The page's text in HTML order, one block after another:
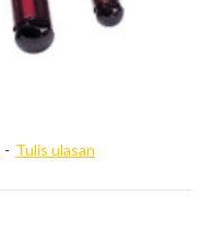
- Tulis ulasan